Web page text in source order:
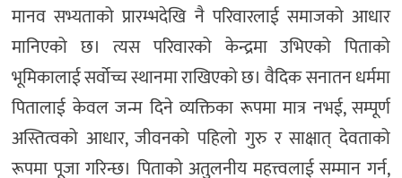
मानव सभ्यताको प्रारम्भदेखि नै परिवारलाई समाजको आधार
मानिएको छ। त्यस परिवारको केन्द्रमा उभिएको पिताको
भूमिकालाई सर्वोच्च स्थानमा राखिएको छ। वैदिक सनातन धर्ममा
पितालाई केवल जन्म दिने व्यक्तिका रूपमा मात्र नभई, सम्पूर्ण
अस्तित्वको आधार, जीवनको पहिलो गुरु र साक्षात् देवताको
रूपमा पूजा गरिन्छ। पिताको अतुलनीय महत्त्वलाई सम्मान गर्न,